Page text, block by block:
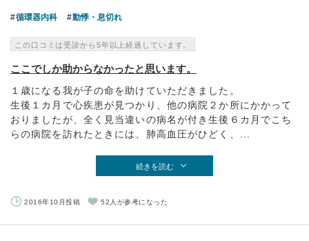
循環器内科 動悸・息切れ
この口コミは受診から5年以上経過しています。
ここでしか助からなかったと思います。
１歳になる我が子の命を助けていただきました。
生後１カ月で心疾患が見つかり、他の病院２か所にかかって
おりましたが、全く見当違いの病名が付き生後６カ月でこち
らの病院を訪れたときには、肺高血圧がひどく、...
続きを読む
2016年10月投稿 52人が参考になった